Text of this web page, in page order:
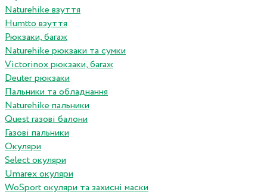
Naturehike взуття
Humtto взуття
Рюкзаки, багаж
Naturehike рюкзаки та сумки
Victorinox рюкзаки, багаж
Deuter рюкзаки
Пальники та обладнання
Naturehike пальники
Quest газові балони
Газові пальники
Окуляри
Select окуляри
Umarex окуляри
WoSport окуляри та захисні маски